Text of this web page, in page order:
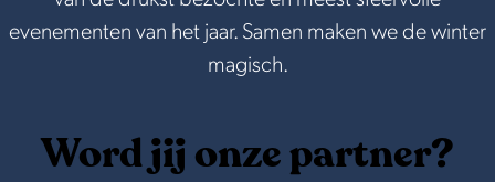
evenementen van het jaar. Samen maken we de winter
magisch.
Word jij onze partner?